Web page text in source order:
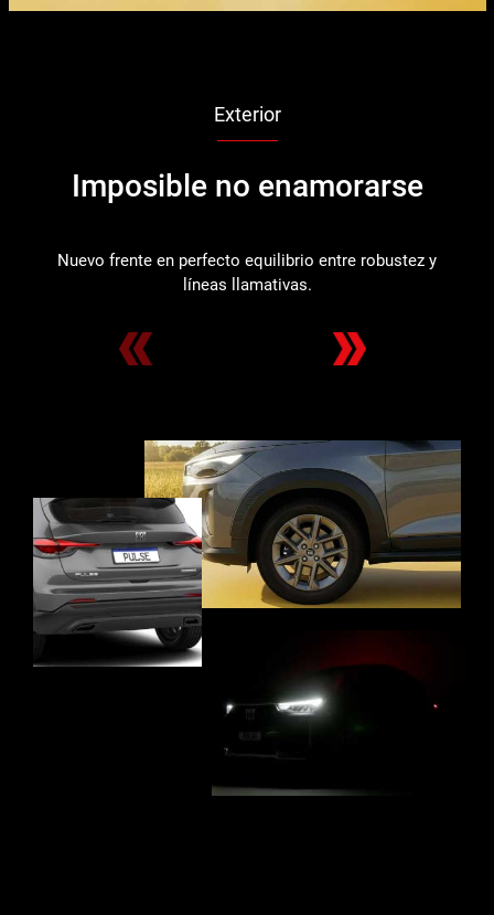
Exterior
Imposible no enamorarse
Nuevo frente en perfecto equilibrio entre robustez y
líneas llamativas.